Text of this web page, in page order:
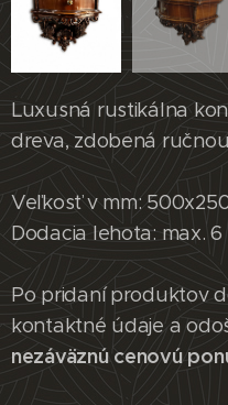
Luxusná rustikálna
dreva, zdobená
Veľkosť v mm:
Dodacia lehota: max.
Po pridaní produktov
kontaktné údaje a
nezáväznú cenovú